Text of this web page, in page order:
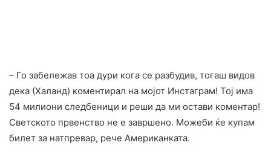
– Го забележав тоа дури кога се разбудив, тогаш видов
дека (Халанд) коментирал на мојот Инстаграм! Тој има
54 милиони следбеници и реши да ми остави коментар!
Светското првенство не е завршено. Можеби ќе купам
билет за натпревар, рече Американката.